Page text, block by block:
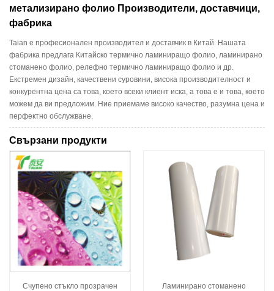
метализирано фолио Производители, доставчици,
фабрика
Taian е професионален производител и доставчик в Китай. Нашата
фабрика предлага Китайско термично ламиниращо фолио, ламинирано
стоманено фолио, релефно термично ламиниращо фолио и др.
Екстремен дизайн, качествени суровини, висока производителност и
конкурентна цена са това, което всеки клиент иска, а това е и това, което
можем да ви предложим. Ние приемаме високо качество, разумна цена и
перфектно обслужване.
Свързани продукти
Счупено стъкло прозрачен
Ламинирано стоманено